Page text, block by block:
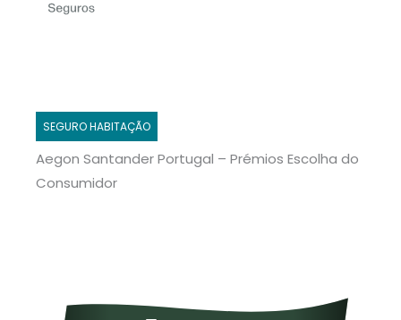
SEGURO HABITAÇÃO
Aegon Santander Portugal – Prémios Escolha do
Consumidor